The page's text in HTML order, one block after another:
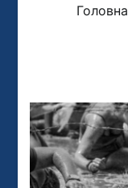
Головна